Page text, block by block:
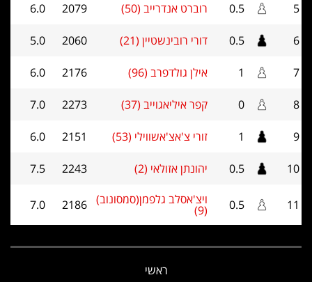
5
0.5 רוברט אנדרייב (50) 2079
6.0
6
0.5 דורי רובינשטיין (21) 2060
5.0
7
1 אילן גולדפרב (96) 2176
6.0
8
0 קפר איליאגוייב (37) 2273
7.0
9
1 זורי צ'אצ'אשווילי (53) 2151
6.0
10
0.5 יהונתן אזולאי (2) 2243
7.5
11
0.5 ויצ'אסלב גלפמן(סמסונוב)
(9)
2186
7.0
ראשי